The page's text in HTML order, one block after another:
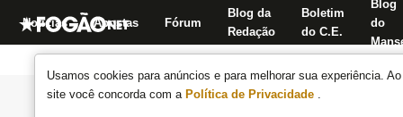
Usamos cookies para anúncios e para melhorar sua experiência.
site você concorda com a Política de Privacidade .
Notícias Apostas Fórum
Blog da
Redação
Boletim
do C.E.
Blog
do